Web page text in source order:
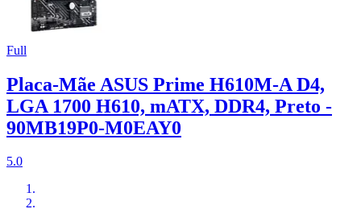
Full
Placa-Mãe ASUS Prime H610M-A D4,
LGA 1700 H610, mATX, DDR4, Preto -
90MB19P0-M0EAY0
5.0